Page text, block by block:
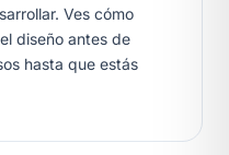
Ves cómo
diseño antes de
hasta que estás